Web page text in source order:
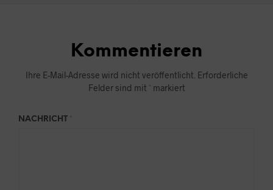
Kommentieren
Ihre E-Mail-Adresse wird nicht veröffentlicht. Erforderliche
Felder sind mit
markiert
NACHRICHT